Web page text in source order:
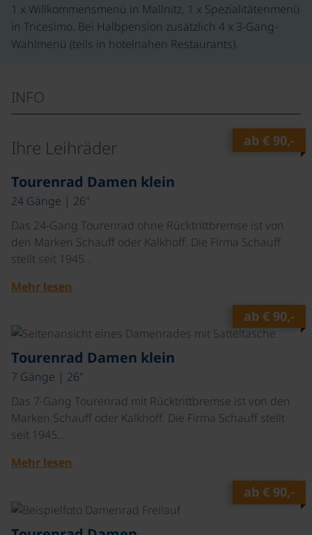
1 x Willkommensmenü in Mallnitz, 1 x Spezialitätenmenü
in Tricesimo. Bei Halbpension zusätzlich 4 x 3-Gang-
Wahlmenü (teils in hotelnahen Restaurants).
INFO
Ihre Leihräder ab € 90,-
Tourenrad Damen klein
24 Gänge | 26"
Das 24-Gang Tourenrad ohne Rücktrittbremse ist von
den Marken Schauff oder Kalkhoff. Die Firma Schauff
stellt seit 1945…
Mehr lesen
ab € 90,-
Tourenrad Damen klein
7 Gänge | 26"
Das 7-Gang Tourenrad mit Rücktrittbremse ist von den
Marken Schauff oder Kalkhoff. Die Firma Schauff stellt
seit 1945…
Mehr lesen
ab € 90,-